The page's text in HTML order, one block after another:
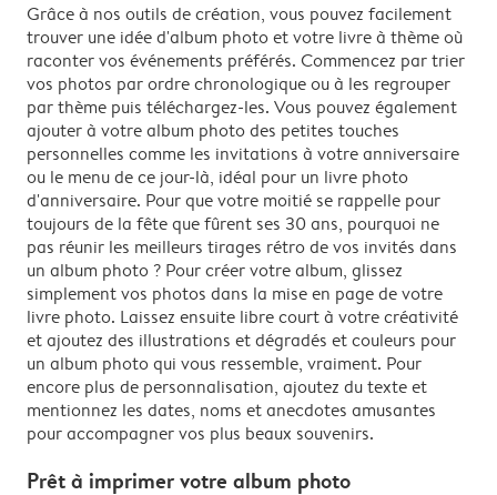
Grâce à nos outils de création, vous pouvez facilement
trouver une idée d'album photo et votre livre à thème où
raconter vos événements préférés. Commencez par trier
vos photos par ordre chronologique ou à les regrouper
par thème puis téléchargez-les. Vous pouvez également
ajouter à votre album photo des petites touches
personnelles comme les invitations à votre anniversaire
ou le menu de ce jour-là, idéal pour un livre photo
d'anniversaire. Pour que votre moitié se rappelle pour
toujours de la fête que fûrent ses 30 ans, pourquoi ne
pas réunir les meilleurs tirages rétro de vos invités dans
un album photo ? Pour créer votre album, glissez
simplement vos photos dans la mise en page de votre
livre photo. Laissez ensuite libre court à votre créativité
et ajoutez des illustrations et dégradés et couleurs pour
un album photo qui vous ressemble, vraiment. Pour
encore plus de personnalisation, ajoutez du texte et
mentionnez les dates, noms et anecdotes amusantes
pour accompagner vos plus beaux souvenirs.
Prêt à imprimer votre album photo